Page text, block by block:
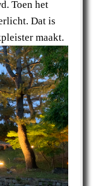
Toen het
Dat is
maakt.